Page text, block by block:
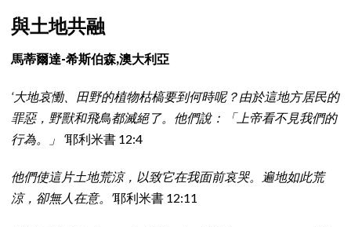
與土地共融
馬蒂爾達-希斯伯森,澳大利亞
‘大地哀慟、田野的植物枯槁要到何時呢？由於這地方居民的
罪惡，野獸和飛鳥都滅絕了。他們說：「上帝看不見我們的
行為。」 ‘耶利米書 12:4
他們使這片土地荒涼，以致它在我面前哀哭。遍地如此荒
涼，卻無人在意。’耶利米書 12:11